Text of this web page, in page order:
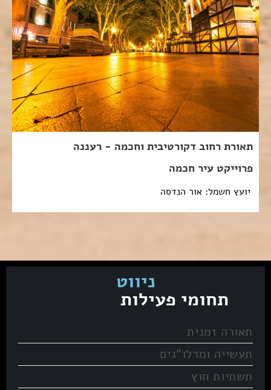
תאורת רחוב דקורטיבית וחכמה - רעננה
פרוייקט עיר חכמה
יועץ חשמל: אור הנדסה
ניווט
תחומי פעילות
תאורה זמנית
תעשייה ומרלו”גים
תשתיות חוץ